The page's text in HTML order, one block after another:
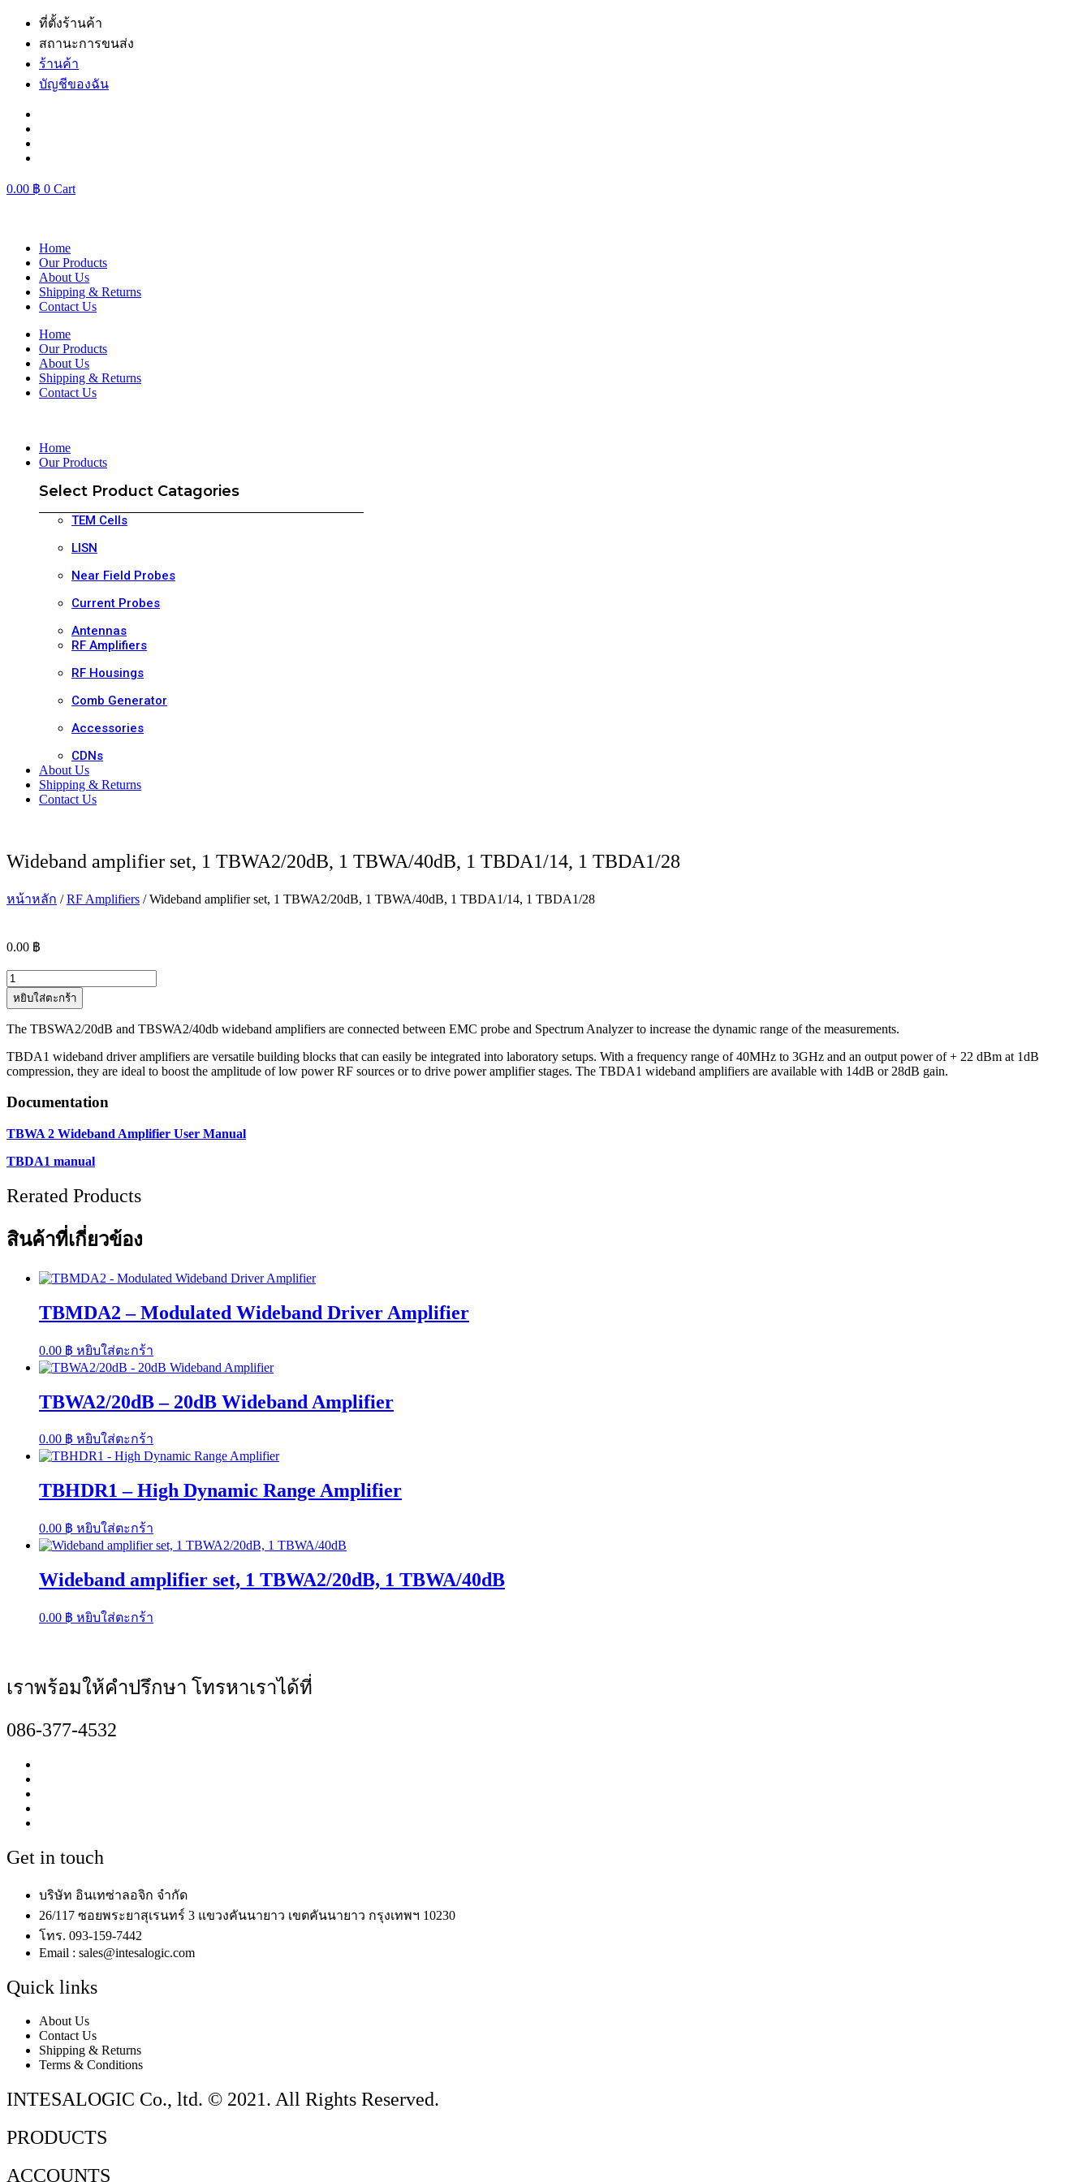
Skip
content
ที่ตั้งร้านค้า
สถานะการขนส่ง
ร้านค้า
บัญชีของฉัน
0.00 ฿ 0 Cart
Home
Our Products
About Us
Shipping & Returns
Contact Us
Home
Our Products
About Us
Shipping & Returns
Contact Us
Home
Our Products
Select Product Catagories
TEM Cells
LISN
Near Field Probes
Current Probes
Antennas
RF Amplifiers
RF Housings
Comb Generator
Accessories
CDNs
About Us
Shipping & Returns
Contact Us
Wideband amplifier set, 1 TBWA2/20dB, 1 TBWA/40dB, 1 TBDA1/14, 1 TBDA1/28
หน้าหลัก /RF Amplifiers / Wideband amplifier set, 1 TBWA2/20dB, 1 TBWA/40dB, 1 TBDA1/14, 1 TBDA1/28
0.00 ฿
จำนวน
Wideband
amplifier
set,
TBWA2/20dB,
1
1
1
TBDA1/28
ชิ้น
หยิบใส่ตะกร้า
The TBSWA2/20dB and TBSWA2/40db wideband amplifiers are connected between EMC probe and Spectrum Analyzer to increase the dynamic range of the measurements.
TBDA1 wideband driver amplifiers are versatile building blocks that can easily be integrated into laboratory setups. With a frequency range of 40MHz to 3GHz and an output power of + 22 dBm at 1dB
compression, they are ideal to boost the amplitude of low power RF sources or to drive power amplifier stages. The TBDA1 wideband amplifiers are available with 14dB or 28dB gain.
Documentation
TBWA 2 Wideband Amplifier User Manual
TBDA1 manual
Rerated Products
สินค้าที่เกี่ยวข้อง
TBMDA2 – Modulated Wideband Driver Amplifier
0.00 ฿ หยิบใส่ตะกร้า
TBWA2/20dB – 20dB Wideband Amplifier
0.00 ฿ หยิบใส่ตะกร้า
TBHDR1 – High Dynamic Range Amplifier
0.00 ฿ หยิบใส่ตะกร้า
Wideband amplifier set, 1 TBWA2/20dB, 1 TBWA/40dB
0.00 ฿ หยิบใส่ตะกร้า
เราพร้อมให้คำปรึกษา โทรหาเราได้ที่
086-377-4532
Get in touch
บริษัท อินเทซ่าลอจิก จำกัด
26/117 ซอยพระยาสุเรนทร์ 3 แขวงคันนายาว เขตคันนายาว กรุงเทพฯ 10230
โทร. 093-159-7442
Email : sales@intesalogic.com
Quick links
About Us
Contact Us
Shipping & Returns
Terms & Conditions
INTESALOGIC Co., ltd. © 2021. All Rights Reserved.
PRODUCTS
ACCOUNTS